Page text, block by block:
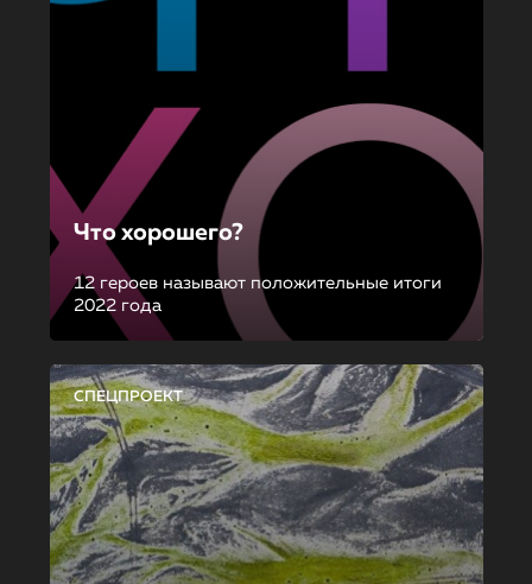
Что хорошего?
12 героев называют положительные итоги
2022 года
СПЕЦПРОЕКТ